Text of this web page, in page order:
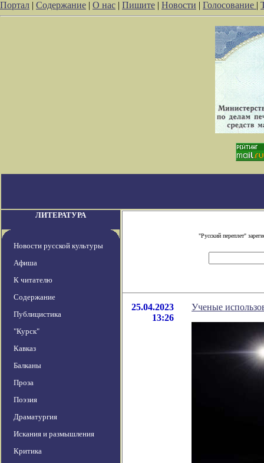
Портал | Содержание | О нас | Пишите | Новости | Голосование |
ЛИТЕРАТУРА
Новости русской культуры
Афиша
К читателю
Содержание
Публицистика
"Курск"
Кавказ
Балканы
Проза
Поэзия
Драматургия
Искания и размышления
Критика
"Русский переплет"
25.04.2023
13:26
Ученые